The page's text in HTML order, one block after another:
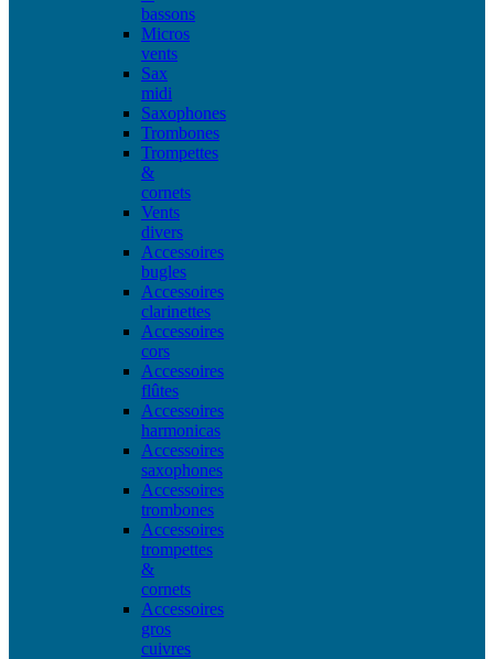
bassons
Micros
vents
Sax
midi
Saxophones
Trombones
Trompettes
&
cornets
Vents
divers
Accessoires
bugles
Accessoires
clarinettes
Accessoires
cors
Accessoires
flûtes
Accessoires
harmonicas
Accessoires
saxophones
Accessoires
trombones
Accessoires
trompettes
&
cornets
Accessoires
gros
cuivres